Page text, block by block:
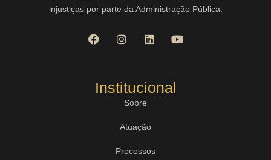
injustiças por parte da Administração Pública.
Institucional
Sobre
Atuação
Processos